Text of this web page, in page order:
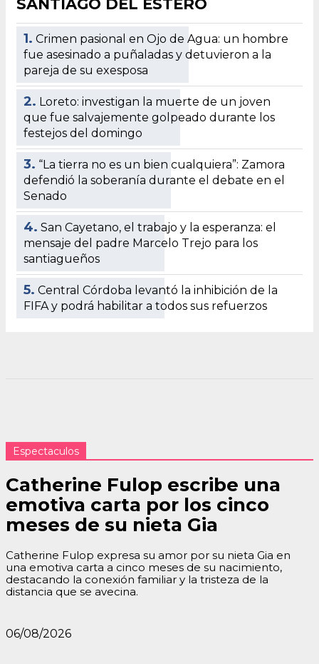
SANTIAGO DEL ESTERO
1. Crimen pasional en Ojo de Agua: un hombre
fue asesinado a puñaladas y detuvieron a la
pareja de su exesposa
2. Loreto: investigan la muerte de un joven
que fue salvajemente golpeado durante los
festejos del domingo
3. “La tierra no es un bien cualquiera”: Zamora
defendió la soberanía durante el debate en el
Senado
4. San Cayetano, el trabajo y la esperanza: el
mensaje del padre Marcelo Trejo para los
santiagueños
5. Central Córdoba levantó la inhibición de la
FIFA y podrá habilitar a todos sus refuerzos